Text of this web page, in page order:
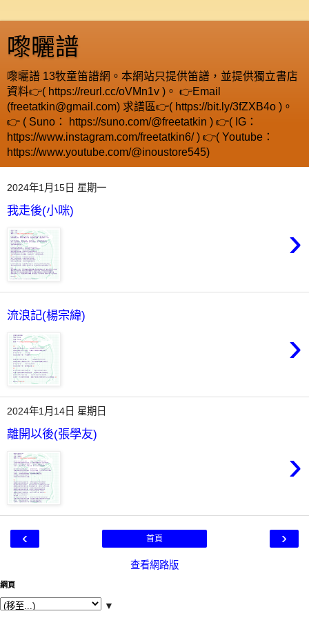
嚟曬譜
嚟曬譜 13牧童笛譜網。本網站只提供笛譜，並提供獨立書店
資料👉( https://reurl.cc/oVMn1v )。 👉Email
(freetatkin@gmail.com) 求譜區👉( https://bit.ly/3fZXB4o )。
👉 ( Suno： https://suno.com/@freetatkin ) 👉( IG：
https://www.instagram.com/freetatkin6/ ) 👉( Youtube：
https://www.youtube.com/@inoustore545)
2024年1月15日 星期一
我走後(小咪)
›
流浪記(楊宗緯)
›
2024年1月14日 星期日
離開以後(張學友)
›
‹ ›
首頁
查看網路版
網頁
▼